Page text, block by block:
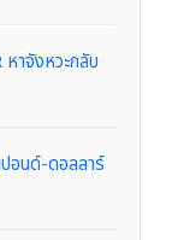
าจังหวะกลับ
อนด์-ดอลลาร์